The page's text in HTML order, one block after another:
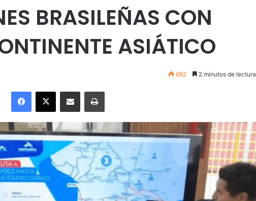
BRASILEÑAS CON
ASIÁTICO
682 2 minutos de lectura
Facebook
X Enviar vía email Imprimir